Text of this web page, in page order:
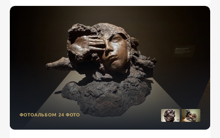
ФОТОАЛЬБОМ 24 ФОТО